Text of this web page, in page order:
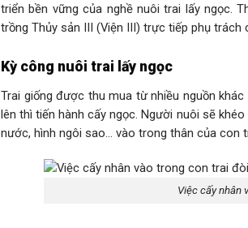
triển bền vững của nghề nuôi trai lấy ngọc.
trồng Thủy sản III (Viện III) trực tiếp phụ
Kỳ công nuôi trai lấy ngọc
Trai giống được thu mua từ nhiều nguồn
lên thì tiến hành cấy ngọc. Người nuôi sẽ
nước, hình ngôi sao… vào trong thân của con
Việc cấy nhân